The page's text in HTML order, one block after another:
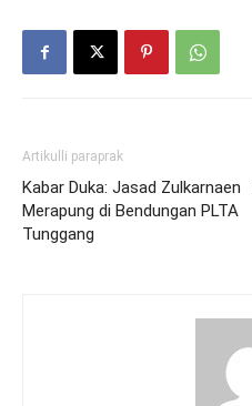
Artikulli paraprak
Kabar Duka: Jasad Zulkarnaen
Merapung di Bendungan PLTA
Tunggang